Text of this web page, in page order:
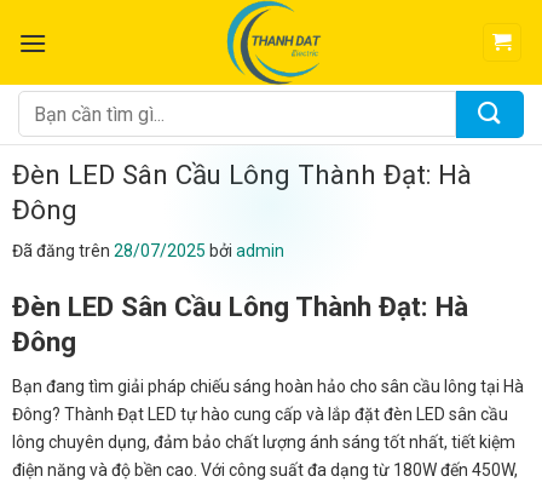
đến
dung
Tìm
kiếm:
Đèn LED Sân Cầu Lông Thành Đạt: Hà
Đông
Đã đăng trên 28/07/2025 bởi admin
Đèn LED Sân Cầu Lông Thành Đạt: Hà
Đông
Bạn đang tìm giải pháp chiếu sáng hoàn hảo cho sân cầu lông tại Hà
Đông? Thành Đạt LED tự hào cung cấp và lắp đặt đèn LED sân cầu
lông chuyên dụng, đảm bảo chất lượng ánh sáng tốt nhất, tiết kiệm
điện năng và độ bền cao. Với công suất đa dạng từ 180W đến 450W,